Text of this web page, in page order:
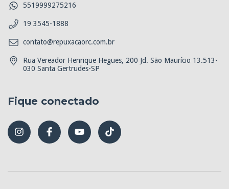
5519999275216
19 3545-1888
contato@repuxacaorc.com.br
Rua Vereador Henrique Hegues, 200 Jd. São Maurício 13.513-
030 Santa Gertrudes-SP
Fique conectado